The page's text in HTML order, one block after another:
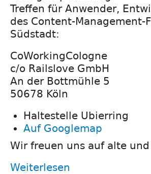
Treffen für Anwender,
des Content-Management-
Südstadt:
CoWorkingCologne
c/o Railslove GmbH
An der Bottmühle 5
50678 Köln
Haltestelle Ubierring
Auf Googlemap
Wir freuen uns auf alte
Weiterlesen